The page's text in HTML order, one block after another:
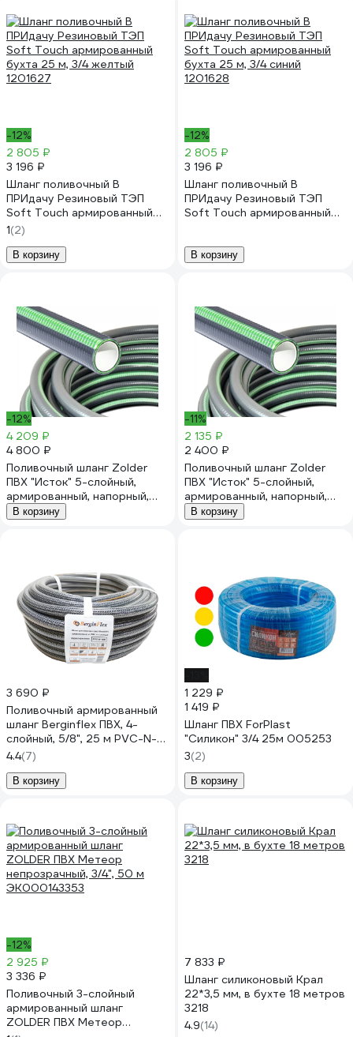
-12%
2 805 ₽
3 196 ₽
Шланг поливочный В
ПРИдачу Резиновый ТЭП
Soft Touch армированный
бухта 25 м, 3/4 желтый
1201627
1(2)
В корзину
-12%
2 805 ₽
3 196 ₽
Шланг поливочный В
ПРИдачу Резиновый ТЭП
Soft Touch армированный
В корзину
-12%
4 209 ₽
4 800 ₽
Поливочный шланг Zolder
ПВХ "Исток" 5-слойный,
армированный, напорный,
непрозрачный 1/2" 12.5 мм
(50 м) ЭК000143357
В корзину
-11%
2 135 ₽
2 400 ₽
Поливочный шланг Zolder
ПВХ "Исток" 5-слойный,
армированный, напорный,
непрозрачный 1/2" 12.5 мм
(25 м) ЭК000143356
В корзину
3 690 ₽
Поливочный армированный
шланг Berginflex ПВХ, 4-
слойный, 5/8", 25 м PVC-N-
16B
4.4(7)
В корзину
1 229 ₽
1 419 ₽
Шланг ПВХ ForPlast
"Cиликон" 3/4 25м 005253
3(2)
В корзину
-12%
2 925 ₽
3 336 ₽
Поливочный 3-слойный
армированный шланг
ZOLDER ПВХ Метеор
7 833 ₽
Шланг силиконовый Крал
22*3,5 мм, в бухте 18 метров
3218
4.9(14)